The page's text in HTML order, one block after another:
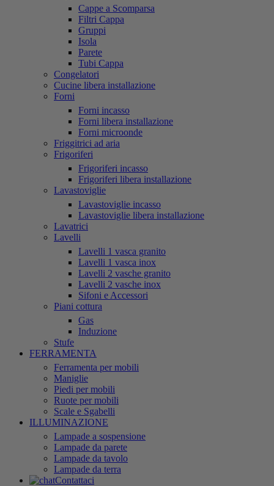
Cappe a Scomparsa
Filtri Cappa
Gruppi
Isola
Parete
Tubi Cappa
Congelatori
Cucine libera installazione
Forni
Forni incasso
Forni libera installazione
Forni microonde
Friggitrici ad aria
Frigoriferi
Frigoriferi incasso
Frigoriferi libera installazione
Lavastoviglie
Lavastoviglie incasso
Lavastoviglie libera installazione
Lavatrici
Lavelli
Lavelli 1 vasca granito
Lavelli 1 vasca inox
Lavelli 2 vasche granito
Lavelli 2 vasche inox
Sifoni e Accessori
Piani cottura
Gas
Induzione
Stufe
FERRAMENTA
Ferramenta per mobili
Maniglie
Piedi per mobili
Ruote per mobili
Scale e Sgabelli
ILLUMINAZIONE
Lampade a sospensione
Lampade da parete
Lampade da tavolo
Lampade da terra
Contattaci